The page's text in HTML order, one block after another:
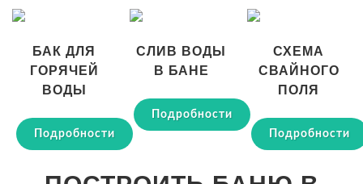
БАК ДЛЯ
ГОРЯЧЕЙ
ВОДЫ
Подробности
СЛИВ ВОДЫ
В БАНЕ
Подробности
СХЕМА
СВАЙНОГО
ПОЛЯ
Подробности